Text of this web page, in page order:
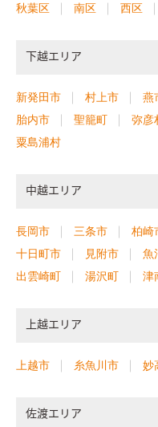
秋葉区
南区 西区
下越エリア
新発田市 村上市 燕
胎内市
聖籠町 弥彦
粟島浦村
中越エリア
長岡市 三条市 柏崎
十日町市
見附市 魚
出雲崎町
湯沢町 津
上越エリア
上越市 糸魚川市 妙
佐渡エリア